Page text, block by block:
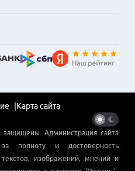
Карта сайта
защищены. Администрация сайта
полноту и достоверность
изображений, мнений и